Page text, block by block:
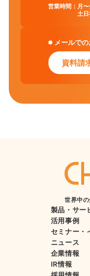
営業時間： 月
土日
メールで
資料請
世界中の
製品・サー
活用事例
セミナー・
ニュース
企業情報
IR情報